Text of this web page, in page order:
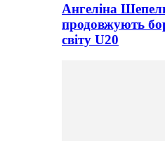
Ангеліна
продовжують
світу U20